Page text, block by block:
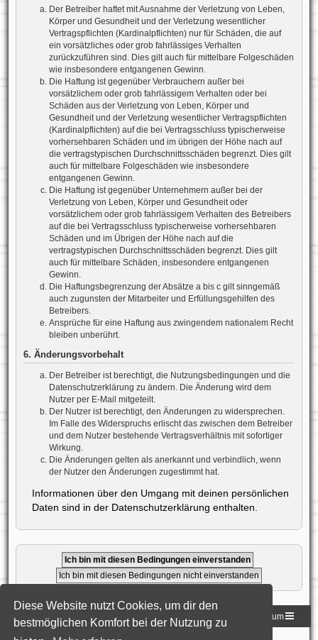
Diese Website nutzt Cookies, um dir den
bestmöglichen Komfort bei der Nutzung zu
Der Betreiber haftet mit Ausnahme der Verletzung von Leben,
Körper und Gesundheit und der Verletzung wesentlicher
Vertragspflichten (Kardinalpflichten) nur für Schäden, die auf
ein vorsätzliches oder grob fahrlässiges Verhalten
zurückzuführen sind. Dies gilt auch für mittelbare Folgeschäden
wie insbesondere entgangenen Gewinn.
Die Haftung ist gegenüber Verbrauchern außer bei
vorsätzlichem oder grob fahrlässigem Verhalten oder bei
Schäden aus der Verletzung von Leben, Körper und
Gesundheit und der Verletzung wesentlicher Vertragspflichten
(Kardinalpflichten) auf die bei Vertragsschluss typischerweise
vorhersehbaren Schäden und im übrigen der Höhe nach auf
die vertragstypischen Durchschnittsschäden begrenzt. Dies gilt
auch für mittelbare Folgeschäden wie insbesondere
entgangenen Gewinn.
Die Haftung ist gegenüber Unternehmern außer bei der
Verletzung von Leben, Körper und Gesundheit oder
vorsätzlichem oder grob fahrlässigem Verhalten des Betreibers
auf die bei Vertragsschluss typischerweise vorhersehbaren
Schäden und im Übrigen der Höhe nach auf die
vertragstypischen Durchschnittsschäden begrenzt. Dies gilt
auch für mittelbare Schäden, insbesondere entgangenen
Gewinn.
Die Haftungsbegrenzung der Absätze a bis c gilt sinngemäß
auch zugunsten der Mitarbeiter und Erfüllungsgehilfen des
Betreibers.
Ansprüche für eine Haftung aus zwingendem nationalem Recht
bleiben unberührt.
6. Änderungsvorbehalt
Der Betreiber ist berechtigt, die Nutzungsbedingungen und die
Datenschutzerklärung zu ändern. Die Änderung wird dem
Nutzer per E-Mail mitgeteilt.
Der Nutzer ist berechtigt, den Änderungen zu widersprechen.
Im Falle des Widerspruchs erlischt das zwischen dem Betreiber
und dem Nutzer bestehende Vertragsverhältnis mit sofortiger
Wirkung.
Die Änderungen gelten als anerkannt und verbindlich, wenn
der Nutzer den Änderungen zugestimmt hat.
Informationen über den Umgang mit deinen persönlichen
Daten sind in der Datenschutzerklärung enthalten.
Homepage der DLG Foren-Übersicht Impressum